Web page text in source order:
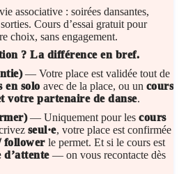
associative : soirées dansantes,
Cours d’essai gratuit pour
choix, sans engagement.
? La différence en bref.
— Votre place est validée tout de
en solo avec de la place, ou un cours
votre partenaire de danse.
— Uniquement pour les cours
seul·e, votre place est confirmée
followerle permet. Et si le cours est
d’attente— on vous recontacte dès